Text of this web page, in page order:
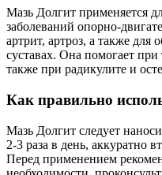
Мазь Долгит применяется
заболеваний опорно-
артрит, артроз, а также
суставах. Она помогает
также при радикулите и
Как правильно
Мазь Долгит следует
2-3 раза в день, аккуратно
Перед применением